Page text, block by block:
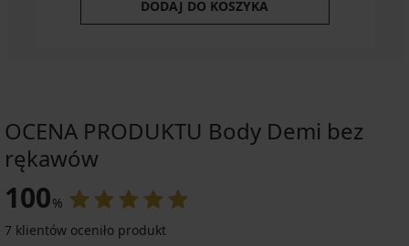
DODAJ DO KOSZYKA
OCENA PRODUKTU Body Demi bez
rękawów
100%
7 klientów oceniło produkt